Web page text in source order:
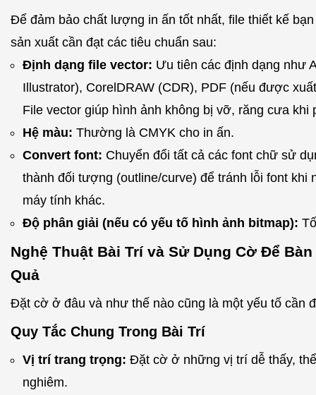
Để đảm bảo chất lượng in ấn tốt nhất, file thiết kế
sản xuất cần đạt các tiêu chuẩn sau:
Định dạng file vector: Ưu tiên các định dạng như
Illustrator), CorelDRAW (CDR), PDF (nếu được
File vector giúp hình ảnh không bị vỡ, răng cưa khi
Hệ màu: Thường là CMYK cho in ấn.
Convert font: Chuyển đổi tất cả các font chữ sử
thành đối tượng (outline/curve) để tránh lỗi font khi
máy tính khác.
Độ phân giải (nếu có yếu tố hình ảnh bitmap):
Nghệ Thuật Bài Trí và Sử Dụng Cờ Để
Quả
Đặt cờ ở đâu và như thế nào cũng là một yếu tố cần
Quy Tắc Chung Trong Bài Trí
Vị trí trang trọng: Đặt cờ ở những vị trí dễ thấy,
nghiêm.